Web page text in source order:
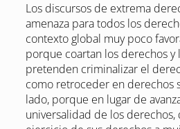
Los discursos de extrema
amenaza para todos los
contexto global muy poco
porque coartan los derechos y
pretenden criminalizar el
como retroceder en derechos
lado, porque en lugar de
universalidad de los